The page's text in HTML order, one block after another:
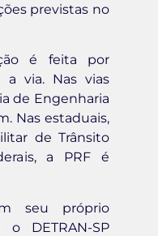
previstas no
é feita por
a via. Nas vias
de Engenharia
Nas estaduais,
de Trânsito
a PRF é
seu próprio
DETRAN-SP